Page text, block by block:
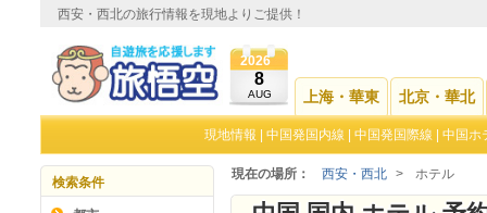
西安・西北の旅行情報を現地よりご提供！
2026
8
AUG 上海・華東 北京・華北
現地情報 中国発国内線 中国発国際線 中国ホ
検索条件
現在の場所： 西安・西北 > ホテル